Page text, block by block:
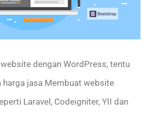
dengan WordPress, tentu
harga jasa Membuat website
Laravel, Codeigniter, YII dan